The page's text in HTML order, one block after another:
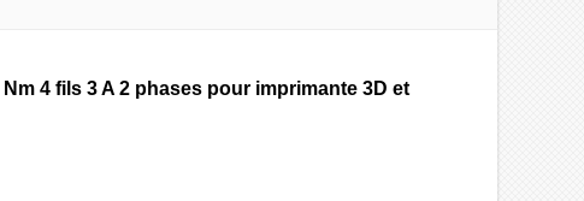
4 fils 3 A 2 phases pour imprimante 3D et